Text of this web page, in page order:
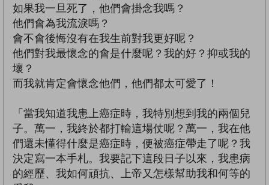
如果我一旦死了，他們會掛念我嗎？
他們會為我流淚嗎？
會不會後悔沒有在我生前對我更好呢？
他們對我最懷念的會是什麼呢？我的好？抑或我的
壞？
而我就肯定會懷念他們，他們都太可愛了！
「當我知道我患上癌症時，我特別想到我的兩個兒
子。萬一，我終於都打輸這場仗呢？萬一，我在他
們還未懂得什麼是癌症時，便被癌症帶走了呢？我
決定寫一本手札。我要記下這段日子以來，我患病
的經歷、我如何頑抗、上帝又怎樣幫助我和何等的